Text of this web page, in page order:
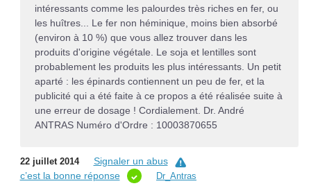
intéressants comme les palourdes très riches en fer, ou
les huîtres... Le fer non héminique, moins bien absorbé
(environ à 10 %) que vous allez trouver dans les
produits d'origine végétale. Le soja et lentilles sont
probablement les produits les plus intéressants. Un petit
aparté : les épinards contiennent un peu de fer, et la
publicité qui a été faite à ce propos a été réalisée suite à
une erreur de dosage ! Cordialement. Dr. André
ANTRAS Numéro d'Ordre : 10003870655
22 juillet 2014
Signaler un abus
c’est la bonne réponse
Dr_Antras